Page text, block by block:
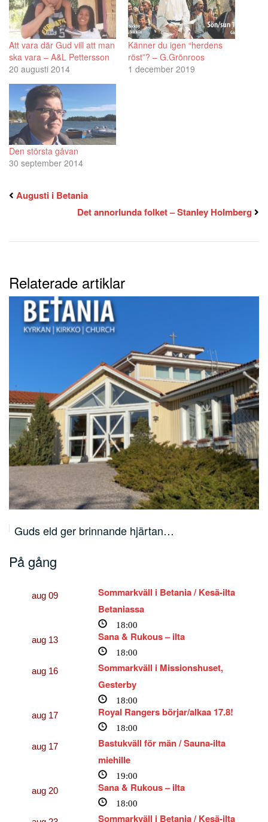
Att vara där Gud vill att man
ska vara – A&L Pettersson
20 augusti 2014
Känner du igen “herdens
röst”? – G.Grönroos
1 december 2019
Den största gåvan
30 september 2014
Augusti i Betania
Det annorlunda folket – Stanley Holmberg
Relaterade artiklar
Guds eld ger brinnande hjärtan…
På gång
aug 09
Sommarkväll i Betania / Kesä-ilta
Betaniassa
18:00
aug 13 Sana & Rukous – ilta
18:00
aug 16
Sommarkväll i Missionshuset,
Gesterby
18:00
aug 17 Royal Rangers börjar/alkaa 17.8!
18:00
aug 17
Bastukväll för män / Sauna-ilta
miehille
19:00
aug 20 Sana & Rukous – ilta
18:00
Sommarkväll i Betania / Kesä-ilta